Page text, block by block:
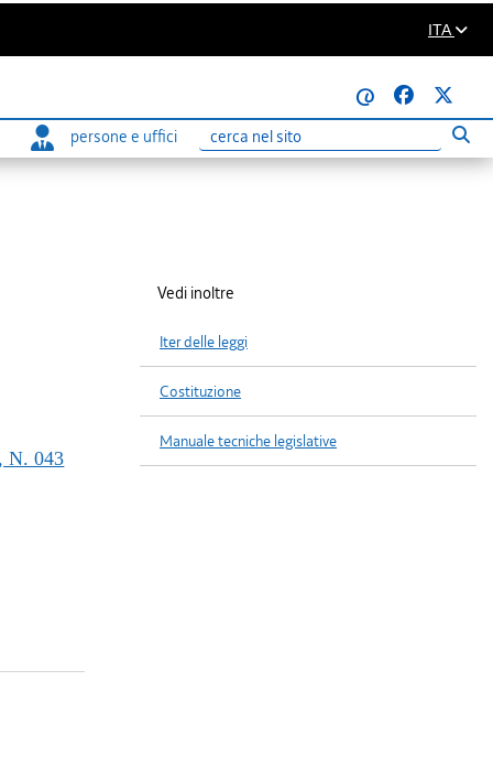
ITA
@
persone e uffici
Ricerca
N. 043
Vedi inoltre
Iter delle leggi
Costituzione
Manuale tecniche legislative